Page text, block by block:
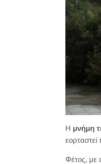
Η μνήμη
Φέτος,